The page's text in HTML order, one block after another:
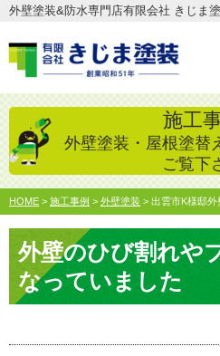
外壁塗装&防水専門店有限会社 きじま
施工
外壁塗装・屋根塗替
ご覧下
HOME > 施工事例 > 外壁塗装 > 出雲市K様邸外壁
外壁のひび割れや
なっていました